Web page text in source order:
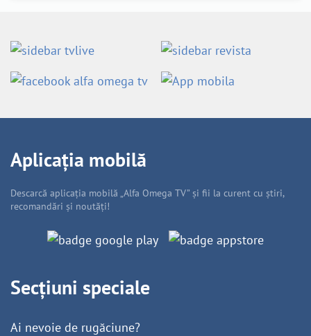
Aplicația mobilă
Descarcă aplicația mobilă „Alfa Omega TV” și fii la curent cu știri,
recomandări și noutăți!
Secțiuni speciale
Ai nevoie de rugăciune?